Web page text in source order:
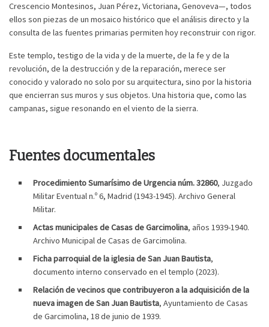
Crescencio Montesinos, Juan Pérez, Victoriana, Genoveva—, todos
ellos son piezas de un mosaico histórico que el análisis directo y la
consulta de las fuentes primarias permiten hoy reconstruir con rigor.
Este templo, testigo de la vida y de la muerte, de la fe y de la
revolución, de la destrucción y de la reparación, merece ser
conocido y valorado no solo por su arquitectura, sino por la historia
que encierran sus muros y sus objetos. Una historia que, como las
campanas, sigue resonando en el viento de la sierra.
Fuentes documentales
Procedimiento Sumarísimo de Urgencia núm. 32860, Juzgado
Militar Eventual n.º 6, Madrid (1943-1945). Archivo General
Militar.
Actas municipales de Casas de Garcimolina, años 1939-1940.
Archivo Municipal de Casas de Garcimolina.
Ficha parroquial de la iglesia de San Juan Bautista,
documento interno conservado en el templo (2023).
Relación de vecinos que contribuyeron a la adquisición de la
nueva imagen de San Juan Bautista, Ayuntamiento de Casas
de Garcimolina, 18 de junio de 1939.